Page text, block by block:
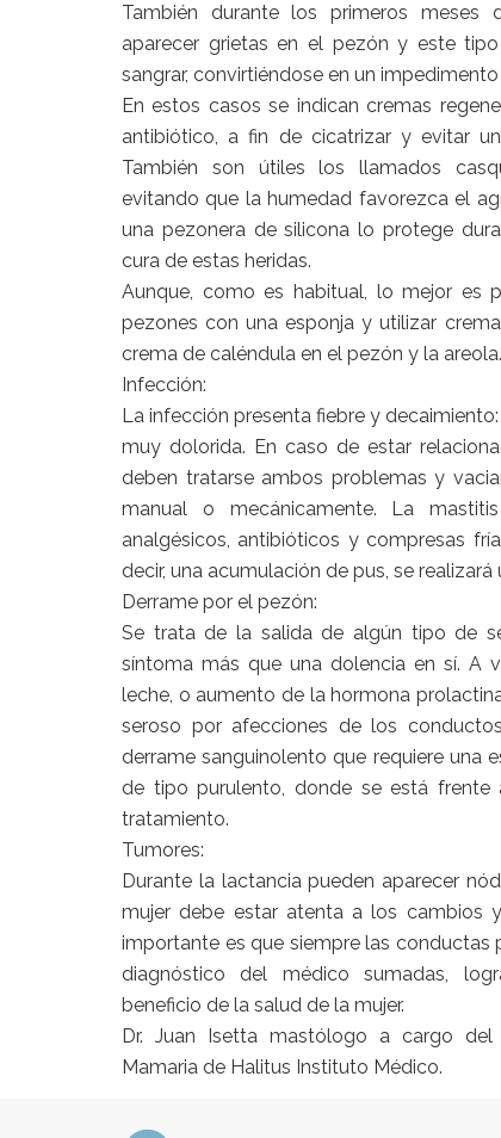
También durante los primeros meses
aparecer grietas en el pezón y este
sangrar, convirtiéndose en un
En estos casos se indican cremas
antibiótico, a fin de cicatrizar y evitar
También son útiles los llamados
evitando que la humedad favorezca el
una pezonera de silicona lo protege
cura de estas heridas.
Aunque, como es habitual, lo mejor es
pezones con una esponja y utilizar
crema de caléndula en el pezón y la areola.
Infección:
La infección presenta fiebre y
muy dolorida. En caso de estar
deben tratarse ambos problemas y
manual o mecánicamente. La
analgésicos, antibióticos y compresas
decir, una acumulación de pus, se realizará
Derrame por el pezón:
Se trata de la salida de algún tipo de
síntoma más que una dolencia en sí. A
leche, o aumento de la hormona
seroso por afecciones de los
derrame sanguinolento que requiere una
de tipo purulento, donde se está frente
tratamiento.
Tumores:
Durante la lactancia pueden aparecer
mujer debe estar atenta a los cambios
importante es que siempre las conductas
diagnóstico del médico sumadas,
beneficio de la salud de la mujer.
Dr. Juan Isetta mastólogo a cargo del
Mamaria de Halitus Instituto Médico.